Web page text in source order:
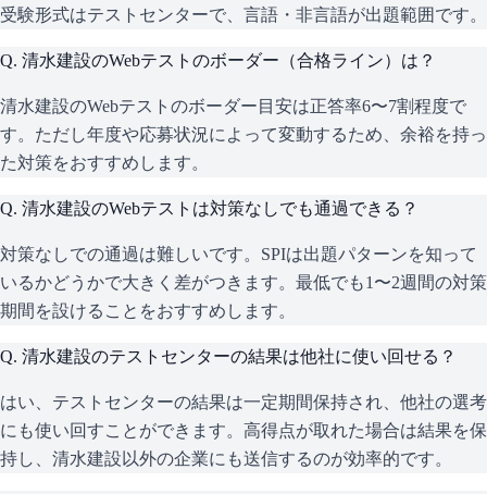
受験形式はテストセンターで、言語・非言語が出題範囲です。
Q. 清水建設のWebテストのボーダー（合格ライン）は？
清水建設のWebテストのボーダー目安は正答率6〜7割程度で
す。ただし年度や応募状況によって変動するため、余裕を持っ
た対策をおすすめします。
Q. 清水建設のWebテストは対策なしでも通過できる？
対策なしでの通過は難しいです。SPIは出題パターンを知って
いるかどうかで大きく差がつきます。最低でも1〜2週間の対策
期間を設けることをおすすめします。
Q. 清水建設のテストセンターの結果は他社に使い回せる？
はい、テストセンターの結果は一定期間保持され、他社の選考
にも使い回すことができます。高得点が取れた場合は結果を保
持し、清水建設以外の企業にも送信するのが効率的です。